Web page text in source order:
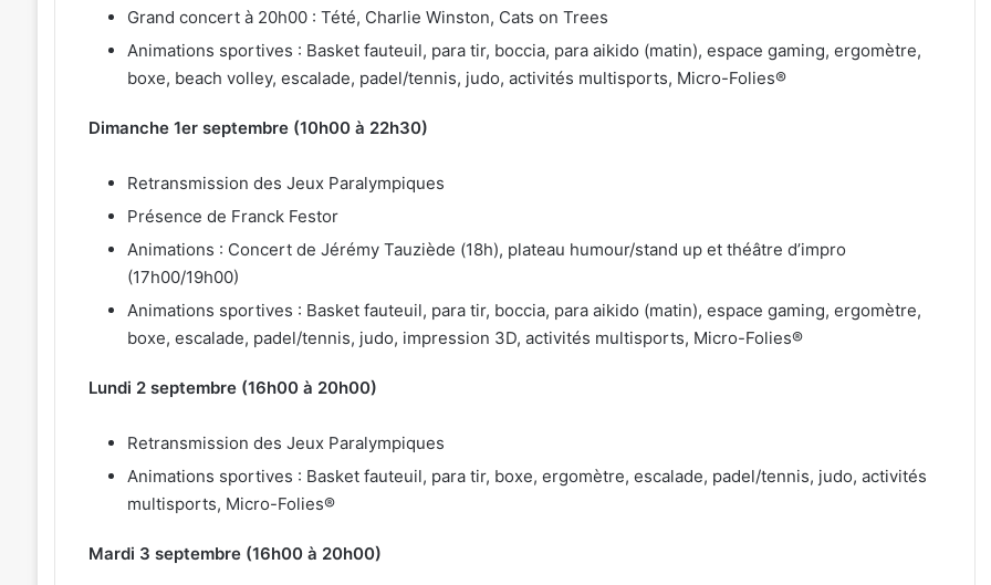
Grand concert à 20h00 : Tété, Charlie Winston, Cats on Trees
Animations sportives : Basket fauteuil, para tir, boccia, para aikido (matin), espace gaming, ergomètre,
boxe, beach volley, escalade, padel/tennis, judo, activités multisports, Micro-Folies®
Dimanche 1er septembre (10h00 à 22h30)
Retransmission des Jeux Paralympiques
Présence de Franck Festor
Animations : Concert de Jérémy Tauziède (18h), plateau humour/stand up et théâtre d’impro
(17h00/19h00)
Animations sportives : Basket fauteuil, para tir, boccia, para aikido (matin), espace gaming, ergomètre,
boxe, escalade, padel/tennis, judo, impression 3D, activités multisports, Micro-Folies®
Lundi 2 septembre (16h00 à 20h00)
Retransmission des Jeux Paralympiques
Animations sportives : Basket fauteuil, para tir, boxe, ergomètre, escalade, padel/tennis, judo, activités
multisports, Micro-Folies®
Mardi 3 septembre (16h00 à 20h00)